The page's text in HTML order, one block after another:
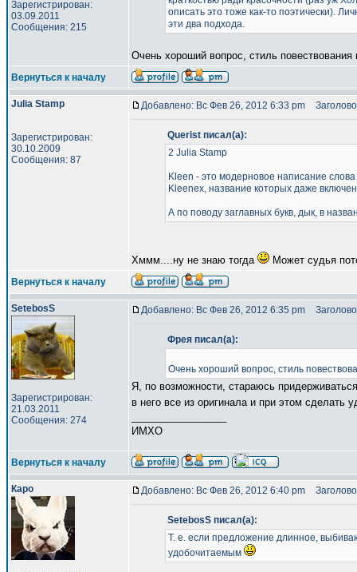
Зарегистрирован:
03.09.2011
Сообщения: 215
описать это тоже как-то поэтически).
эти два подхода.
Очень хороший вопрос, стиль
Вернуться к началу
Julia Stamp
Зарегистрирован:
30.10.2009
Сообщения: 87
Добавлено: Вс Фев 26, 2012 6:33 pm
Querist писал(а):
2 Julia Stamp
Kleen - это модерновое написание
Kleenex, название которых даже
А по поводу заглавных букв, дык, в
Хммм....ну не знаю тогда Может судья
Вернуться к началу
SetebosS
Зарегистрирован:
21.03.2011
Сообщения: 274
Добавлено: Вс Фев 26, 2012 6:35 pm
Фрея писал(а):
Очень хороший вопрос, стиль
Я, по возможности, стараюсь
в него все из оригинала и при этом сделать
ИМХО
Вернуться к началу
Каро Добавлено: Вс Фев 26, 2012 6:40 pm
SetebosS писал(а):
Т. е. если предложение длинное,
удобочитаемым